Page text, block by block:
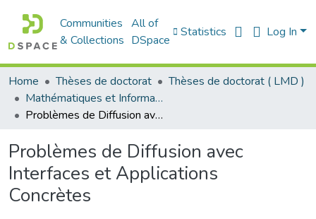
Communities
& Collections
All of
DSpace
Statistics Log In
Home Thèses de doctorat
Thèses de doctorat ( LMD )
Mathématiques et Informatique - رياضيات والاعلام الآلي
Problèmes de Diffusion avec Interfaces et Applications Concrètes
Problèmes de Diffusion avec
Interfaces et Applications
Concrètes